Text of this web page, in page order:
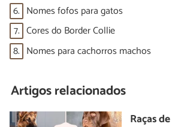
6. Nomes fofos para gatos
7. Cores do Border Collie
8. Nomes para cachorros machos
Artigos relacionados
Raças